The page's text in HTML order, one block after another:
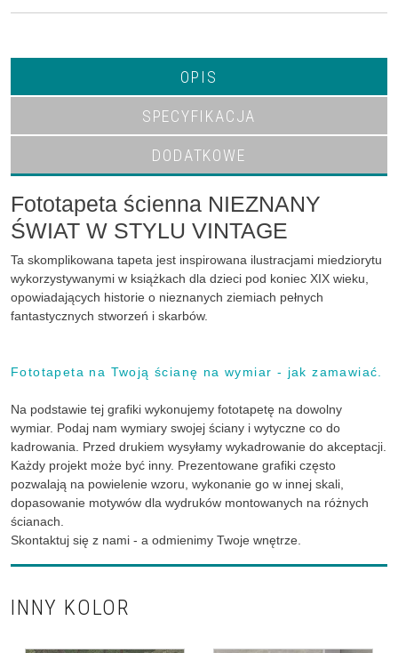
OPIS
SPECYFIKACJA
DODATKOWE
Fototapeta ścienna NIEZNANY
ŚWIAT W STYLU VINTAGE
Ta skomplikowana tapeta jest inspirowana ilustracjami miedziorytu
wykorzystywanymi w książkach dla dzieci pod koniec XIX wieku,
opowiadających historie o nieznanych ziemiach pełnych
fantastycznych stworzeń i skarbów.
Fototapeta na Twoją ścianę na wymiar - jak zamawiać.
Na podstawie tej grafiki wykonujemy fototapetę na dowolny
wymiar. Podaj nam wymiary swojej ściany i wytyczne co do
kadrowania. Przed drukiem wysyłamy wykadrowanie do akceptacji.
Każdy projekt może być inny. Prezentowane grafiki często
pozwalają na powielenie wzoru, wykonanie go w innej skali,
dopasowanie motywów dla wydruków montowanych na różnych
ścianach.
Skontaktuj się z nami - a odmienimy Twoje wnętrze.
INNY KOLOR